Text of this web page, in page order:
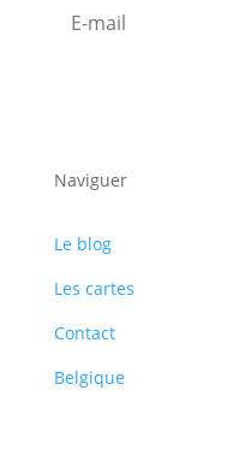
Naviguer
Le blog
Les cartes
Contact
Belgique